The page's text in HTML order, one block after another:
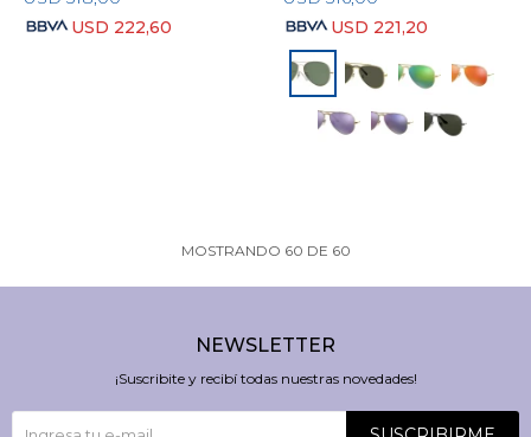
USD 222,60
USD 221,20
MOSTRANDO 60 DE 60
NEWSLETTER
¡Suscribite y recibí todas nuestras novedades!